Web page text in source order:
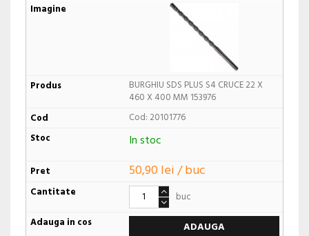
BURGHIU SDS PLUS S4 CRUCE 22 X
460 X 400 MM 153976
Cod: 20101776
In stoc
50,90 lei / buc
buc
ADAUGA